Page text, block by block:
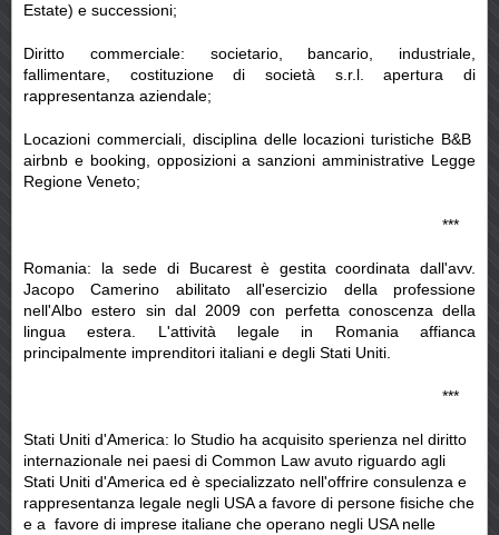
Estate) e successioni;
Diritto commerciale: societario, bancario, industriale,
fallimentare, costituzione di società s.r.l. apertura di
rappresentanza aziendale;
Locazioni commerciali, disciplina delle locazioni turistiche B&B
airbnb e booking, opposizioni a sanzioni amministrative Legge
Regione Veneto;
***
Romania: la sede di Bucarest è gestita coordinata dall'avv.
Jacopo Camerino abilitato all'esercizio della professione
nell'Albo estero sin dal 2009 con perfetta conoscenza della
lingua estera. L'attività legale in Romania affianca
principalmente imprenditori italiani e degli Stati Uniti.
***
Stati Uniti d'America: lo Studio ha acquisito sperienza nel diritto
internazionale nei paesi di Common Law avuto riguardo agli
Stati Uniti d'America ed è specializzato nell'offrire consulenza e
rappresentanza legale negli USA a favore di persone fisiche che
e a favore di imprese italiane che operano negli USA nelle